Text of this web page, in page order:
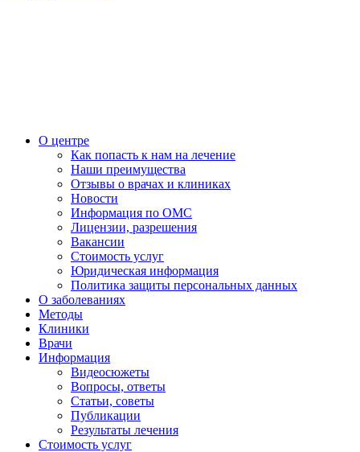
О центре
Как попасть к нам на лечение
Наши преимущества
Отзывы о врачах и клиниках
Новости
Информация по ОМС
Лицензии, разрешения
Вакансии
Стоимость услуг
Юридическая информация
Политика защиты персональных данных
О заболеваниях
Методы
Клиники
Врачи
Информация
Видеосюжеты
Вопросы, ответы
Статьи, советы
Публикации
Результаты лечения
Стоимость услуг